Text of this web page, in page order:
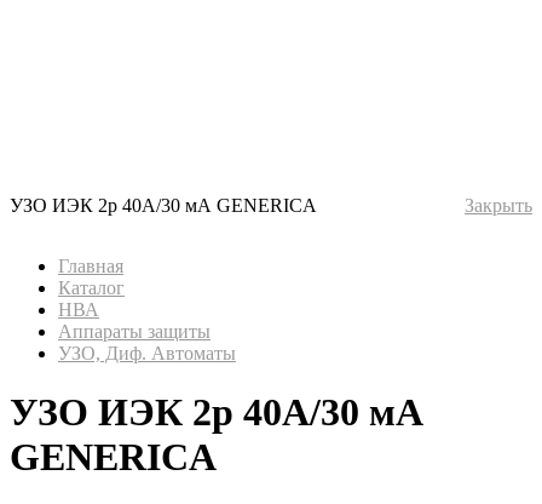
УЗО ИЭК 2р 40А/30 мА GENERICA Закрыть
Главная
Каталог
НВА
Аппараты защиты
УЗО, Диф. Автоматы
УЗО ИЭК 2р 40А/30 мА
GENERICA